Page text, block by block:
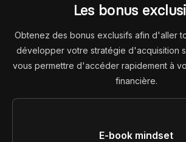
Les bonus
Obtenez des bonus exclusifs afin d'aller
développer votre stratégie d'acquisition
vous permettre d'accéder rapidement à
financière.
E-book mindset